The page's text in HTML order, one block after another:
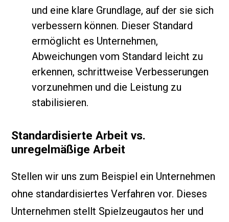
und eine klare Grundlage, auf der sie sich
verbessern können. Dieser Standard
ermöglicht es Unternehmen,
Abweichungen vom Standard leicht zu
erkennen, schrittweise Verbesserungen
vorzunehmen und die Leistung zu
stabilisieren.
Standardisierte Arbeit vs.
unregelmäßige Arbeit
Stellen wir uns zum Beispiel ein Unternehmen
ohne standardisiertes Verfahren vor. Dieses
Unternehmen stellt Spielzeugautos her und